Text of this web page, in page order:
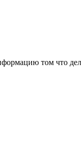
том что